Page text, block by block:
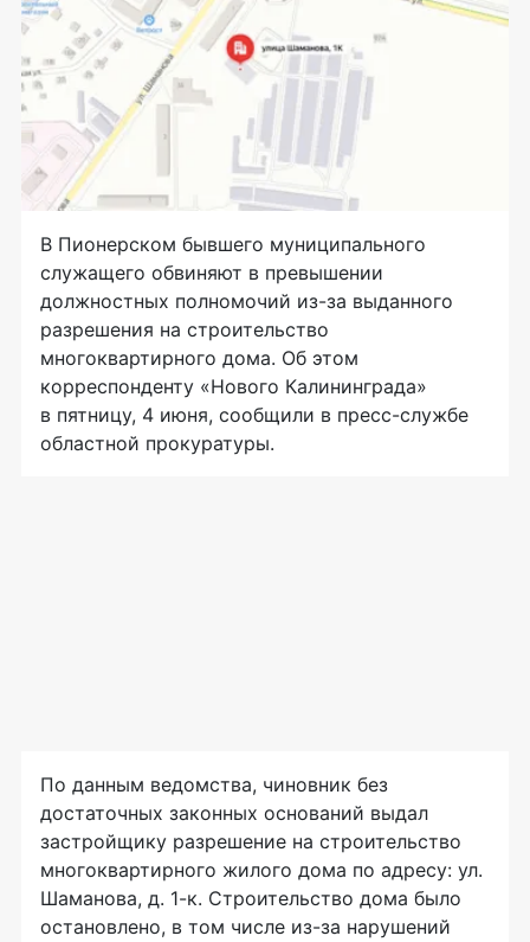
В Пионерском бывшего муниципального
служащего обвиняют в превышении
должностных полномочий из-за выданного
разрешения на строительство
многоквартирного дома. Об этом
корреспонденту «Нового Калининграда»
в пятницу, 4 июня, сообщили в пресс-службе
областной прокуратуры.
По данным ведомства, чиновник без
достаточных законных оснований выдал
застройщику разрешение на строительство
многоквартирного жилого дома по адресу: ул.
Шаманова, д. 1-к. Строительство дома было
остановлено, в том числе из-за нарушений